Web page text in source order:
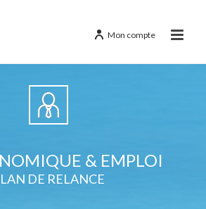
Mon compte
& EMPLOI
DE RELANCE